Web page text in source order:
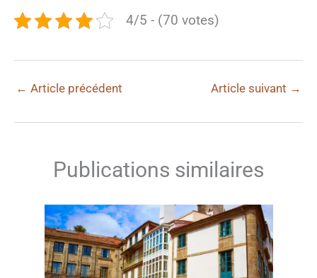
4/5 - (70 votes)
← Article précédent Article suivant →
Publications similaires